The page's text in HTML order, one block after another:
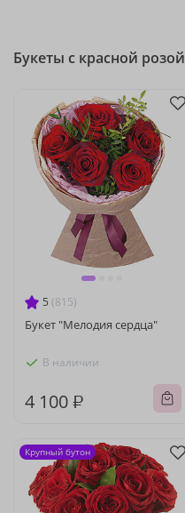
Букеты с красной розой
5 (815)
Букет "Мелодия сердца"
В наличии
4 100 ₽
Крупный бутон